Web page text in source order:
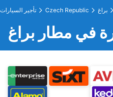
تأجير السيارات Czech Republic براغ
في مطار براغ